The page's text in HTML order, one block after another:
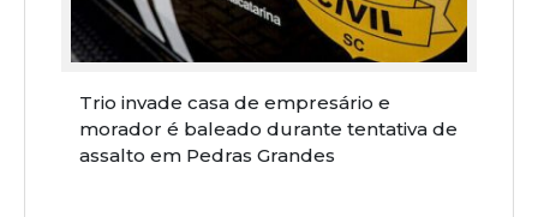
Trio invade casa de empresário e
morador é baleado durante tentativa de
assalto em Pedras Grandes